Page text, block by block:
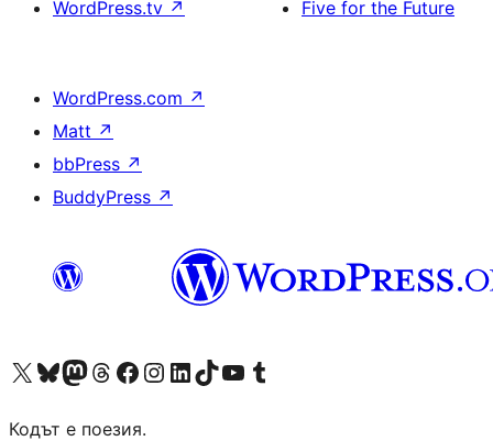
WordPress.tv ↗
Five for the Future
WordPress.com ↗
Matt ↗
bbPress ↗
BuddyPress ↗
Visit our X (formerly Twitter) account
Visit our Bluesky account
Visit our Mastodon account
Visit our Threads account
Посетете нашата страница във Facebook
Посетете нашия профил в Instagram
Посетете нашия профил в LinkedIn
Visit our TikTok account
Visit our YouTube channel
Visit our Tumblr account
Кодът е поезия.